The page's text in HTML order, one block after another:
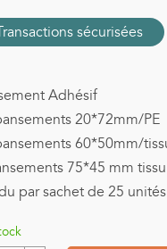
sécurisées
Adhésif
20*72mm/PE
60*50mm/
75*45 mm
par sachet de 25